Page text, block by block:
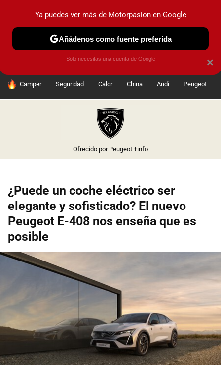
PRUEBAS COCHES ELÉCTRICOS OBSERVATORIO
HOY SE HABLA DE
Camper Seguridad Calor China Audi Peugeot
Ofrecido por Peugeot +info
¿Puede un coche eléctrico ser
elegante y sofisticado? El nuevo
Peugeot E-408 nos enseña que es
posible
×
Ya puedes ver más de Motorpasion en Google
Añádenos como fuente preferida
Solo necesitas una cuenta de Google